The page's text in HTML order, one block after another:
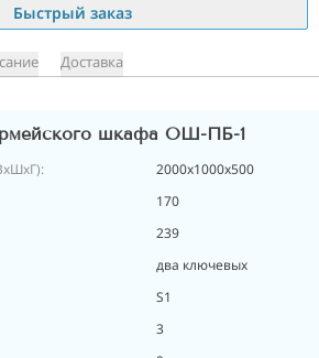
Быстрый заказ
Доставка
шкафа ОШ-ПБ-1
2000х1000х500
170
239
два ключевых
S1
3